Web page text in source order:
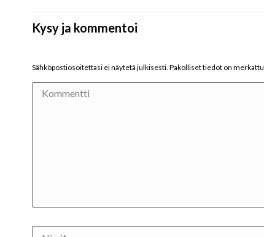
Kysy ja kommentoi
Sähköpostiosoitettasi ei näytetä julkisesti. Pakolliset tiedot on merkattu
Kommentti
Nimi *